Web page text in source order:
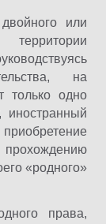
или
территории
на
только одно
иностранный
«родного»
права,